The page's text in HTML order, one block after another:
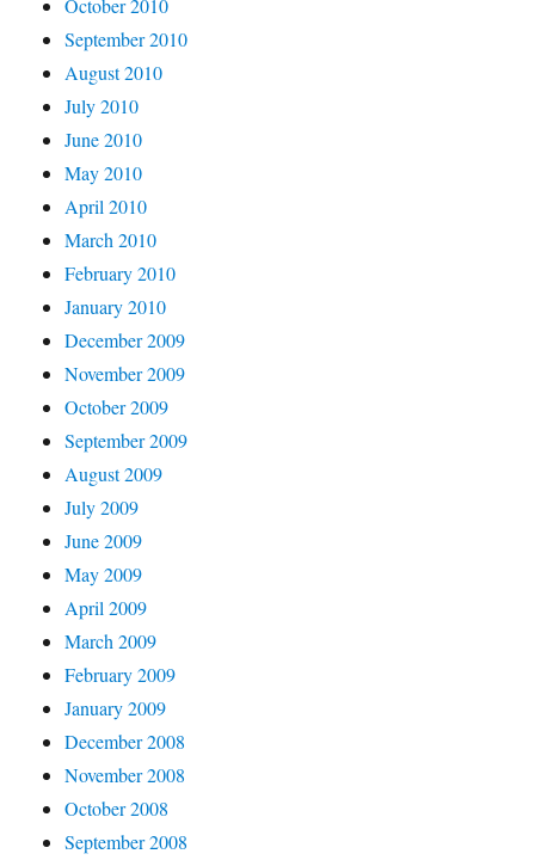
October 2010
September 2010
August 2010
July 2010
June 2010
May 2010
April 2010
March 2010
February 2010
January 2010
December 2009
November 2009
October 2009
September 2009
August 2009
July 2009
June 2009
May 2009
April 2009
March 2009
February 2009
January 2009
December 2008
November 2008
October 2008
September 2008